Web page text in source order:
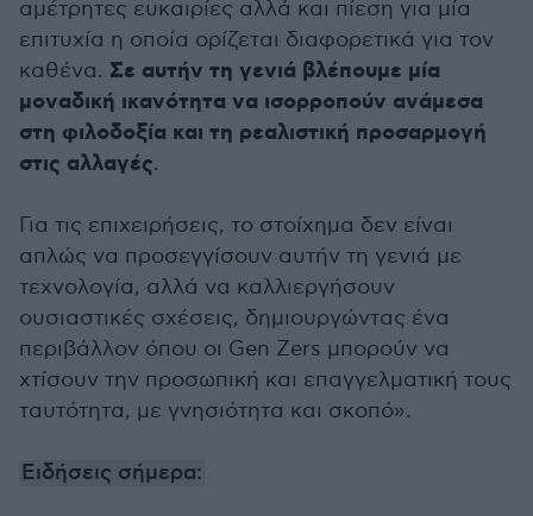
αμέτρητες ευκαιρίες αλλά και πίεση για μία
επιτυχία η οποία ορίζεται διαφορετικά για τον
καθένα. Σε αυτήν τη γενιά βλέπουμε μία
μοναδική ικανότητα να ισορροπούν ανάμεσα
στη φιλοδοξία και τη ρεαλιστική προσαρμογή
στις αλλαγές.
Για τις επιχειρήσεις, το στοίχημα δεν είναι
απλώς να προσεγγίσουν αυτήν τη γενιά με
τεχνολογία, αλλά να καλλιεργήσουν
ουσιαστικές σχέσεις, δημιουργώντας ένα
περιβάλλον όπου οι Gen Zers μπορούν να
χτίσουν την προσωπική και επαγγελματική τους
ταυτότητα, με γνησιότητα και σκοπό».
Ειδήσεις σήμερα: